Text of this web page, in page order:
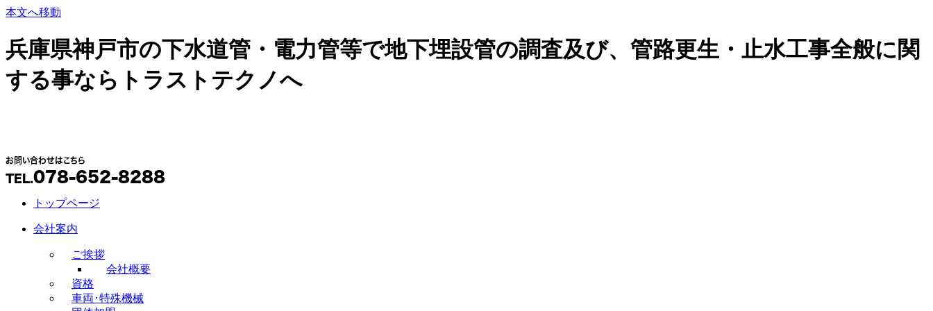
本文へ移動
兵庫県神戸市の下水道管・電力管等で地下埋設管の調査及び、管路更生・止水工事全般に関
する事ならトラストテクノへ
お問い合わせはこちら
TEL.078-652-8288
トップページ
会社案内
ご挨拶
会社概要
資格
車両･特殊機械